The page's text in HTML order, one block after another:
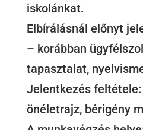
iskolánkat.
Elbírálásnál előnyt
– korábban
tapasztalat,
Jelentkezés
önéletrajz, bérigény